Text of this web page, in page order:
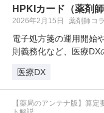
HPKIカード（薬剤
2026年2月15日 薬剤師コ
電子処方箋の運用開始
則義務化など、医療DX
医療DX
【薬局のアンテナ版】算